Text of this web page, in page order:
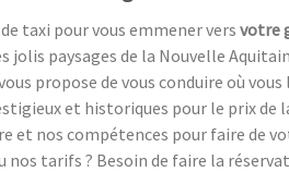
taxi pour vous emmener vers votre
jolis paysages de la Nouvelle
propose de vous conduire où
et historiques pour le prix de
nos compétences pour faire de
tarifs ? Besoin de faire la